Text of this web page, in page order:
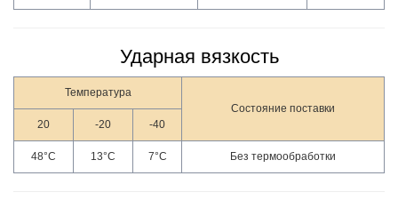
Ударная вязкость
Температура
Состояние поставки
20
-20 -40
48°С 13°С 7°С Без термообработки